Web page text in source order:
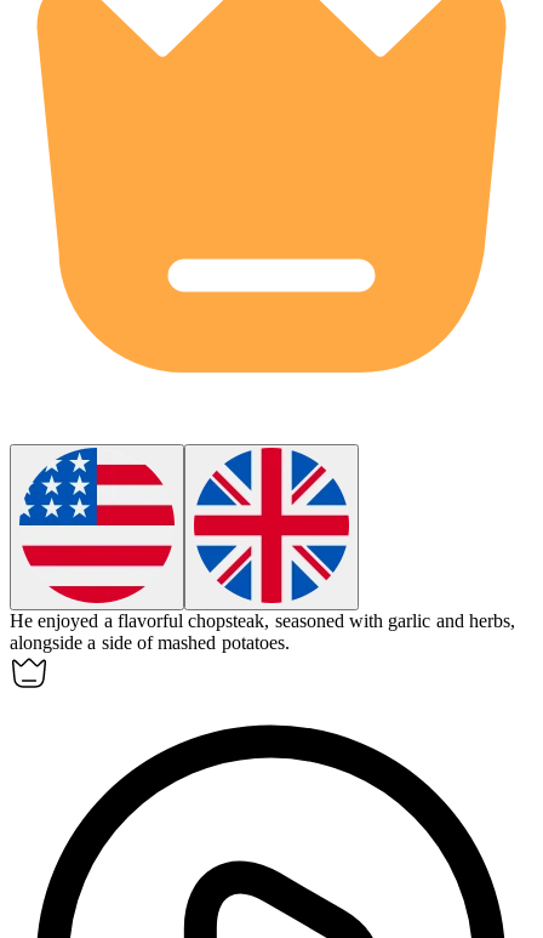
He enjoyed a flavorfulchopsteak, seasoned with garlic and herbs,
alongside a side of mashed potatoes.